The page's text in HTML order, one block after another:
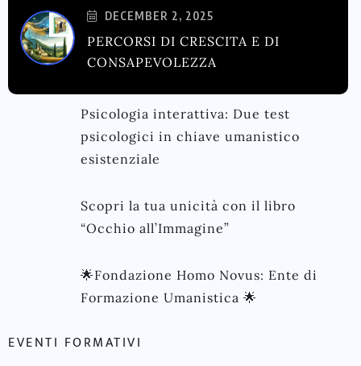
DECEMBER 2, 2025
PERCORSI DI CRESCITA E DI
CONSAPEVOLEZZA
Psicologia interattiva: Due test
psicologici in chiave umanistico
esistenziale
Scopri la tua unicità con il libro
“Occhio all’Immagine”
🌟Fondazione Homo Novus: Ente di
Formazione Umanistica 🌟
EVENTI FORMATIVI